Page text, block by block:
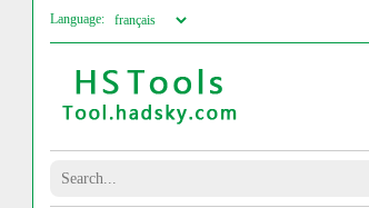
Language: